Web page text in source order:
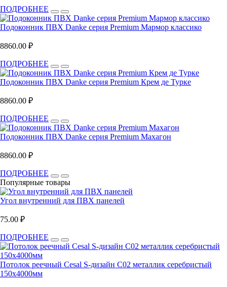
ПОДРОБНЕЕ
Подоконник ПВХ Danke серия Premium Мармор классико
8860.00 ₽
ПОДРОБНЕЕ
Подоконник ПВХ Danke серия Premium Крем де Турке
8860.00 ₽
ПОДРОБНЕЕ
Подоконник ПВХ Danke серия Premium Махагон
8860.00 ₽
ПОДРОБНЕЕ
Популярные товары
Угол внутренний для ПВХ панелей
75.00 ₽
ПОДРОБНЕЕ
Потолок реечный Cesal S-дизайн С02 металлик серебристый
150х4000мм